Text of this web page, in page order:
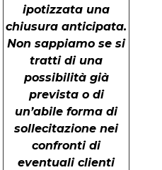
ipotizzata una
chiusura anticipata.
Non sappiamo se si
tratti di una
possibilità già
prevista o di
un’abile forma di
sollecitazione nei
confronti di
eventuali clienti